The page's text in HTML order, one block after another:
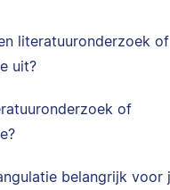
literatuuronderzoek of
uit?
of
belangrijk voor